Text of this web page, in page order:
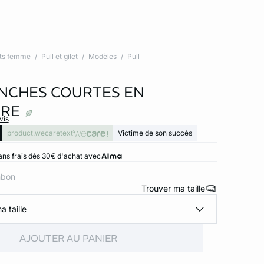
femme Pull et gilet Modèles Pull
COURTES EN
product.wecaretext Victime de son succès
frais dès 30€ d'achat avec
Trouver ma taille
taille
AJOUTER AU PANIER